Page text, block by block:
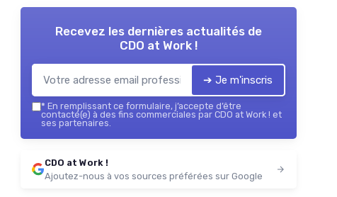
Recevez les dernières actualités de
CDO at Work !
➔ Je m'inscris
* En remplissant ce formulaire, j’accepte d’être
contacté(e) à des fins commerciales par CDO at Work ! et
ses partenaires.
CDO at Work !
Ajoutez-nous à vos sources préférées sur Google